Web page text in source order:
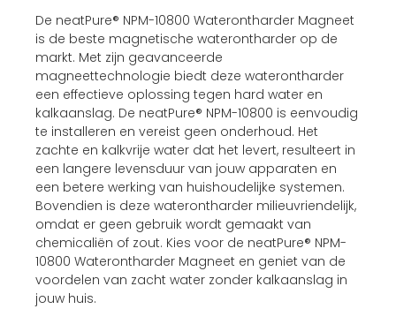
De neatPure® NPM-10800 Waterontharder Magneet
is de beste magnetische waterontharder op de
markt. Met zijn geavanceerde
magneettechnologie biedt deze waterontharder
een effectieve oplossing tegen hard water en
kalkaanslag. De neatPure® NPM-10800 is eenvoudig
te installeren en vereist geen onderhoud. Het
zachte en kalkvrije water dat het levert, resulteert in
een langere levensduur van jouw apparaten en
een betere werking van huishoudelijke systemen.
Bovendien is deze waterontharder milieuvriendelijk,
omdat er geen gebruik wordt gemaakt van
chemicaliën of zout. Kies voor de neatPure® NPM-
10800 Waterontharder Magneet en geniet van de
voordelen van zacht water zonder kalkaanslag in
jouw huis.